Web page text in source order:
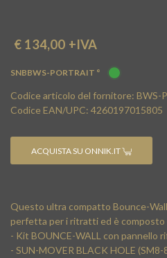
€ 134,00 +IVA
SNBBWS-PORTRAIT °
Codice articolo del fornitore: BWS-
Codice EAN/UPC: 4260197015805
ACQUISTA SU ONNIK.IT
Questo ultra compatto Bounce-
perfetta per i ritratti ed è composto
- Kit BOUNCE-WALL con pannello
- SUN-MOVER BLACK HOLE (SM8-